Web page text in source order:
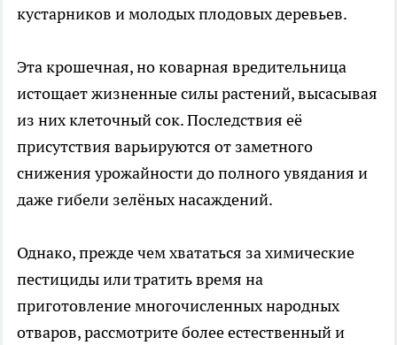
кустарников и молодых плодовых деревьев.
Эта крошечная, но коварная вредительница
истощает жизненные силы растений, высасывая
из них клеточный сок. Последствия её
присутствия варьируются от заметного
снижения урожайности до полного увядания и
даже гибели зелёных насаждений.
Однако, прежде чем хвататься за химические
пестициды или тратить время на
приготовление многочисленных народных
отваров, рассмотрите более естественный и